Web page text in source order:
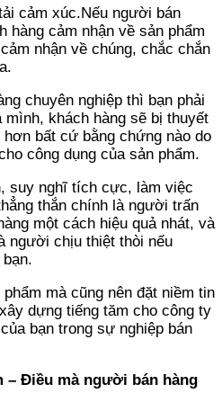
cảm xúc.Nếu người bán
hàng cảm nhận về sản phẩm
nhận về chúng, chắc chắn
chuyên nghiệp thì bạn phải
khách hàng sẽ bị thuyết
bất cứ bằng chứng nào do
công dụng của sản phẩm.
suy nghĩ tích cực, làm việc
thắn chính là người trấn
một cách hiệu quả nhát, và
người chịu thiệt thòi nếu
mà cũng nên đặt niềm tin
dựng tiếng tăm cho công ty
bạn trong sự nghiệp bán
– Điều mà người bán hàng